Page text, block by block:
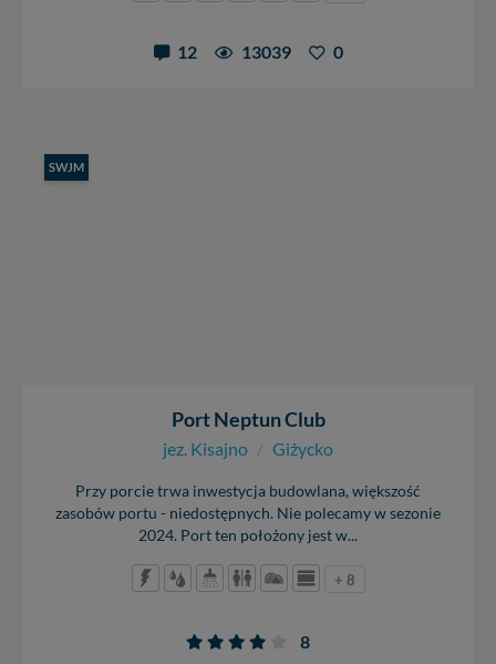
12 13039 0
SWJM
Port Neptun Club
jez. Kisajno / Giżycko
Przy porcie trwa inwestycja budowlana, większość
zasobów portu - niedostępnych. Nie polecamy w sezonie
2024. Port ten położony jest w...
+ 8
8